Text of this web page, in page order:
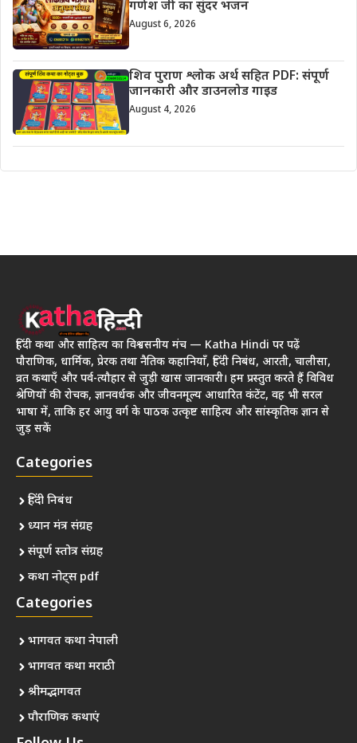
गणेश जी का सुंदर भजन
August 6, 2026
शिव पुराण श्लोक अर्थ सहित PDF: संपूर्ण
जानकारी और डाउनलोड गाइड
August 4, 2026
हिंदी कथा और साहित्य का विश्वसनीय मंच — Katha Hindi पर पढ़ें
पौराणिक, धार्मिक, प्रेरक तथा नैतिक कहानियाँ, हिंदी निबंध, आरती, चालीसा,
व्रत कथाएँ और पर्व-त्यौहार से जुड़ी खास जानकारी। हम प्रस्तुत करते हैं विविध
श्रेणियों की रोचक, ज्ञानवर्धक और जीवनमूल्य आधारित कंटेंट, वह भी सरल
भाषा में, ताकि हर आयु वर्ग के पाठक उत्कृष्ट साहित्य और सांस्कृतिक ज्ञान से
जुड़ सकें
Categories
हिंदी निबंध
ध्यान मंत्र संग्रह
संपूर्ण स्तोत्र संग्रह
कथा नोट्स pdf
Categories
भागवत कथा नेपाली
भागवत कथा मराठी
श्रीमद्भागवत
पौराणिक कथाएं